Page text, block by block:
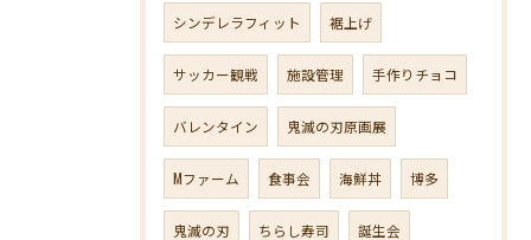
シンデレラフィット 裾上げ
サッカー観戦 施設管理 手作りチョコ
バレンタイン 鬼滅の刃原画展
Mファーム 食事会 海鮮丼 博多
鬼滅の刃 ちらし寿司 誕生会